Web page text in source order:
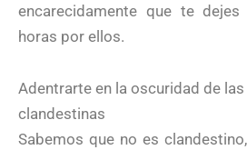
encarecidamente que te
horas por ellos.
Adentrarte en la oscuridad de
clandestinas
Sabemos que no es